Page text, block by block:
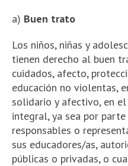
a) Buen trato
Los niños, niñas y
tienen derecho al buen
cuidados, afecto,
educación no violentas,
solidario y afectivo, en
integral, ya sea por
responsables o
sus educadores/as,
públicas o privadas, o